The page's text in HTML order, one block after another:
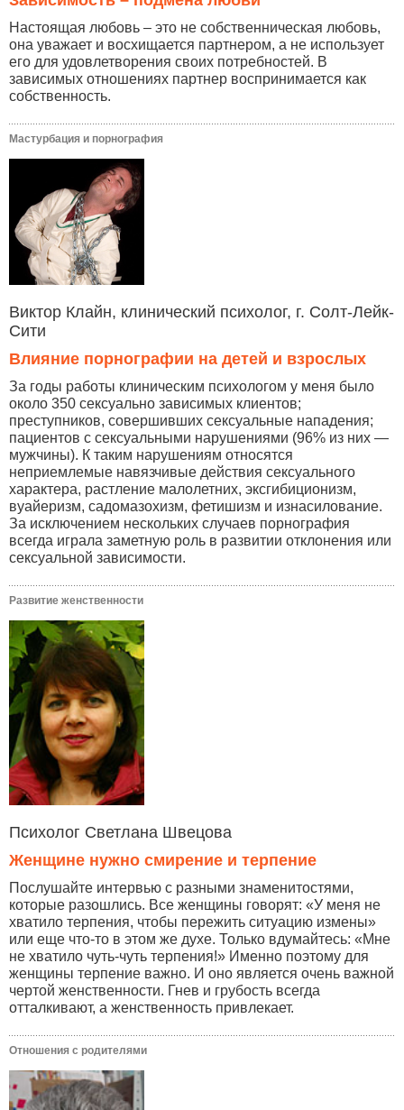
Настоящая любовь – это не собственническая любовь,
она уважает и восхищается партнером, а не использует
его для удовлетворения своих потребностей. В
зависимых отношениях партнер воспринимается как
собственность.
Мастурбация и порнография
Виктор Клайн, клинический психолог, г. Солт-Лейк-
Сити
Влияние порнографии на детей и взрослых
За годы работы клиническим психологом у меня было
около 350 сексуально зависимых клиентов;
преступников, совершивших сексуальные нападения;
пациентов с сексуальными нарушениями (96% из них —
мужчины). К таким нарушениям относятся
неприемлемые навязчивые действия сексуального
характера, растление малолетних, эксгибиционизм,
вуайеризм, садомазохизм, фетишизм и изнасилование.
За исключением нескольких случаев порнография
всегда играла заметную роль в развитии отклонения или
сексуальной зависимости.
Развитие женственности
Психолог Светлана Швецова
Женщине нужно смирение и терпение
Послушайте интервью с разными знаменитостями,
которые разошлись. Все женщины говорят: «У меня не
хватило терпения, чтобы пережить ситуацию измены»
или еще что-то в этом же духе. Только вдумайтесь: «Мне
не хватило чуть-чуть терпения!» Именно поэтому для
женщины терпение важно. И оно является очень важной
чертой женственности. Гнев и грубость всегда
отталкивают, а женственность привлекает.
Отношения с родителями